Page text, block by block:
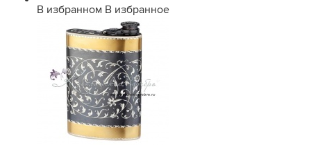
В избранном В избранное